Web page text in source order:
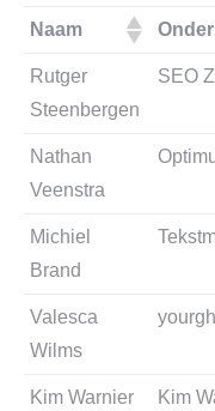
Naam
Rutger
Steenbergen
SEO
Nathan
Veenstra
Michiel
Brand
Valesca
Wilms
Kim Warnier Kim